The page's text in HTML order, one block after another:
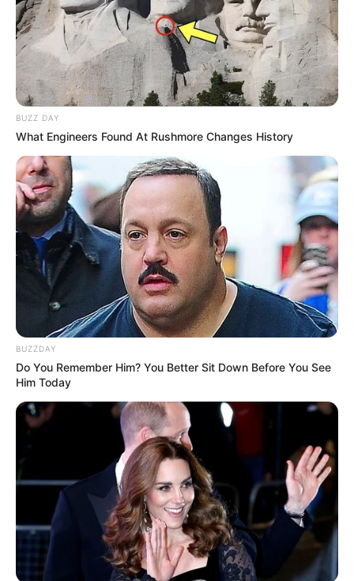
BUZZ DAY
What Engineers Found At Rushmore Changes History
BUZZDAY
Do You Remember Him? You Better Sit Down Before You See
Him Today